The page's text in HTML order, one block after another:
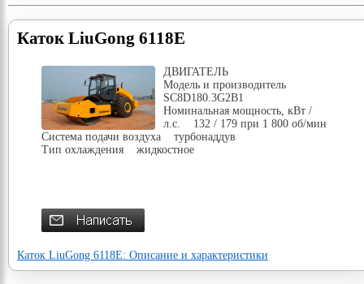
Каток LiuGong 6118E
ДВИГАТЕЛЬ
Модель и производитель
SC8D180.3G2B1
Номинальная мощность, кВт /
л.с. 132 / 179 при 1 800 об/мин
Система подачи воздуха турбонаддув
Тип охлаждения жидкостное
Каток LiuGong 6118E: Описание и характеристики